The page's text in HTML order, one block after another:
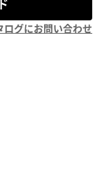
ログにお問い合わせ